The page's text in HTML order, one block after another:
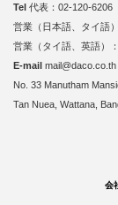
Tel 代表：02-120-6206
営業（日本語、タイ語
営業（タイ語、英語）
E-mail mail@daco.co.th
No. 33 Manutham
Tan Nuea, Wattana,
会